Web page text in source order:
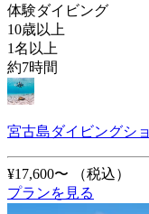
体験ダイビング
10歳以上
1名以上
約7時間
宮古島ダイビングシ
¥17,600〜
（税込）
プランを見る